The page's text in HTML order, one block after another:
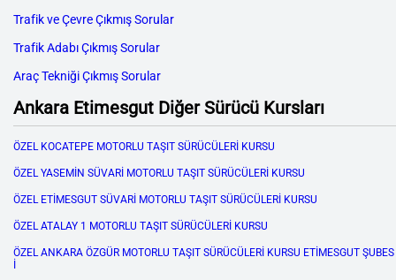
Trafik ve Çevre Çıkmış Sorular
Trafik Adabı Çıkmış Sorular
Araç Tekniği Çıkmış Sorular
Ankara Etimesgut Diğer Sürücü Kursları
ÖZEL KOCATEPE MOTORLU TAŞIT SÜRÜCÜLERİ KURSU
ÖZEL YASEMİN SÜVARİ MOTORLU TAŞIT SÜRÜCÜLERİ KURSU
ÖZEL ETİMESGUT SÜVARİ MOTORLU TAŞIT SÜRÜCÜLERİ KURSU
ÖZEL ATALAY 1 MOTORLU TAŞIT SÜRÜCÜLERİ KURSU
ÖZEL ANKARA ÖZGÜR MOTORLU TAŞIT SÜRÜCÜLERİ KURSU ETİMESGUT ŞUBES